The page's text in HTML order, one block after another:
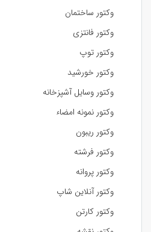
وکتور ساختمان
وکتور فانتزی
وکتور توپ
وکتور خورشید
وکتور وسایل آشپزخانه
وکتور نمونه امضاء
وکتور ریبون
وکتور فرشته
وکتور پروانه
وکتور آنلاین شاپ
وکتور کارتن